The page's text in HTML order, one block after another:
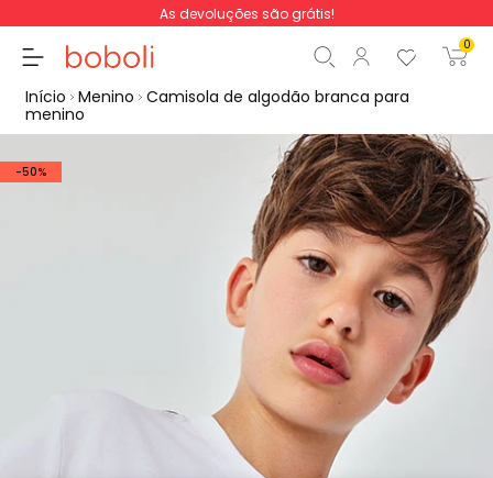
As devoluções são grátis!
0
0,00 €
0,00 €
Iniciar ordem
Início Menino Camisola de algodão branca para
menino
-50%